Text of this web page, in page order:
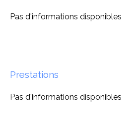
Pas d'informations disponibles
Prestations
Pas d'informations disponibles